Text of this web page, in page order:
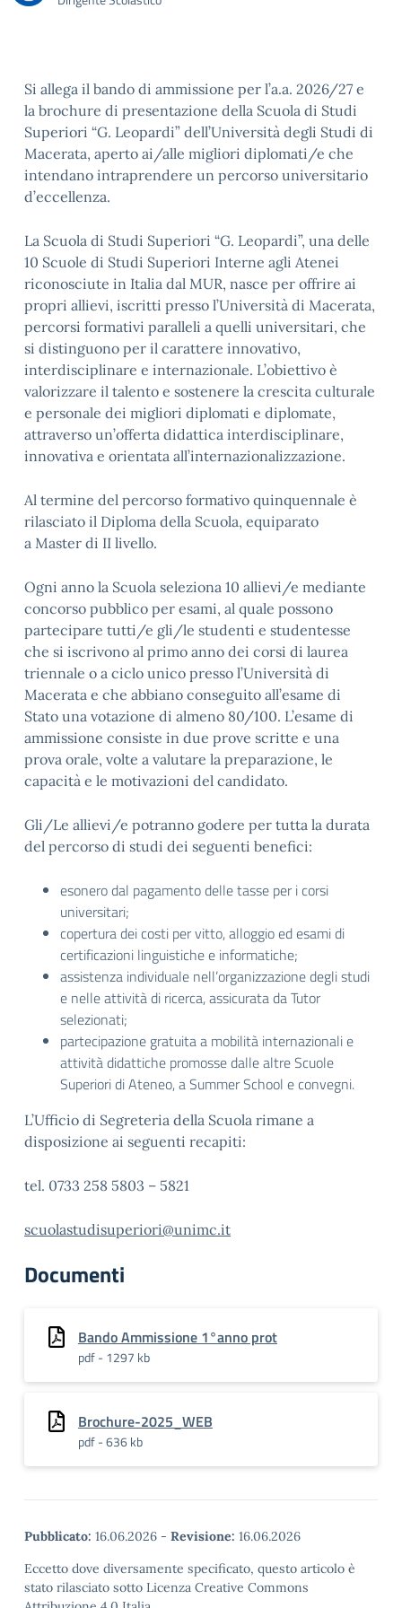
Si allega il bando di ammissione per l’a.a. 2026/27 e
la brochure di presentazione della Scuola di Studi
Superiori “G. Leopardi” dell’Università degli Studi di
Macerata, aperto ai/alle migliori diplomati/e che
intendano intraprendere un percorso universitario
d’eccellenza.
La Scuola di Studi Superiori “G. Leopardi”, una delle
10 Scuole di Studi Superiori Interne agli Atenei
riconosciute in Italia dal MUR, nasce per offrire ai
propri allievi, iscritti presso l’Università di Macerata,
percorsi formativi paralleli a quelli universitari, che
si distinguono per il carattere innovativo,
interdisciplinare e internazionale. L’obiettivo è
valorizzare il talento e sostenere la crescita culturale
e personale dei migliori diplomati e diplomate,
attraverso un’offerta didattica interdisciplinare,
innovativa e orientata all’internazionalizzazione.
Al termine del percorso formativo quinquennale è
rilasciato il Diploma della Scuola, equiparato
a Master di II livello.
Ogni anno la Scuola seleziona 10 allievi/e mediante
concorso pubblico per esami, al quale possono
partecipare tutti/e gli/le studenti e studentesse
che si iscrivono al primo anno dei corsi di laurea
triennale o a ciclo unico presso l’Università di
Macerata e che abbiano conseguito all’esame di
Stato una votazione di almeno 80/100. L’esame di
ammissione consiste in due prove scritte e una
prova orale, volte a valutare la preparazione, le
capacità e le motivazioni del candidato.
Gli/Le allievi/e potranno godere per tutta la durata
del percorso di studi dei seguenti benefici:
esonero dal pagamento delle tasse per i corsi
universitari;
copertura dei costi per vitto, alloggio ed esami di
certificazioni linguistiche e informatiche;
assistenza individuale nell’organizzazione degli studi
e nelle attività di ricerca, assicurata da Tutor
selezionati;
partecipazione gratuita a mobilità internazionali e
attività didattiche promosse dalle altre Scuole
Superiori di Ateneo, a Summer School e convegni.
L’Ufficio di Segreteria della Scuola rimane a
disposizione ai seguenti recapiti:
tel. 0733 258 5803 – 5821
scuolastudisuperiori@unimc.it
Documenti
Bando Ammissione 1°anno prot
pdf - 1297 kb
Brochure-2025_WEB
pdf - 636 kb
Pubblicato: 16.06.2026 - Revisione: 16.06.2026
Eccetto dove diversamente specificato, questo articolo è
stato rilasciato sotto Licenza Creative Commons